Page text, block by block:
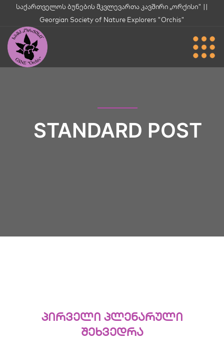
საქართველოს ბუნების მკვლევართა კავშირი „ორქისი" ||
Georgian Society of Nature Explorers "Orchis"
STANDARD POST
პირველი პლენარული
შეხვედრა